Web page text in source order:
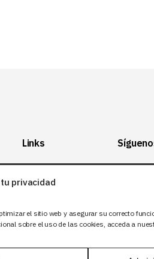
privacidad
el sitio web y asegurar su correcto
sobre el uso de las cookies, acceda a
Links
Mapa del Sitio
Aviso legal
privacidad
Facebook
LinkedIn